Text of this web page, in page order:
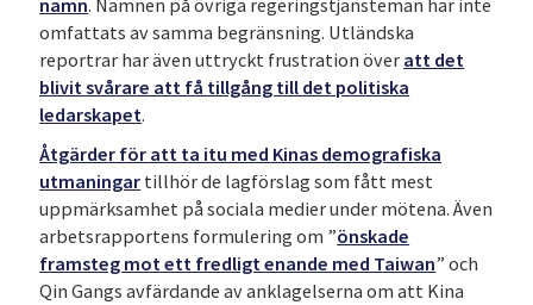
omfattats av samma begränsning. Utländska
reportrar har även uttryckt frustration över att det
blivit svårare att få tillgång till det politiska
ledarskapet.
Åtgärder för att ta itu med Kinas demografiska
utmaningar tillhör de lagförslag som fått mest
uppmärksamhet på sociala medier under mötena. Även
arbetsrapportens formulering om ”önskade
framsteg mot ett fredligt enande med Taiwan” och
Qin Gangs avfärdande av anklagelserna om att Kina